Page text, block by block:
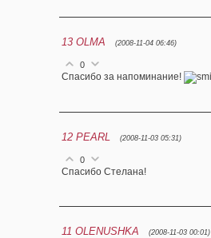
13 OLMA (2008-11-04 06:46)
0
Спасибо за напоминание!
12 PEARL (2008-11-03 05:31)
0
Спасибо Стелана!
11 OLENUSHKA (2008-11-03 00:01)